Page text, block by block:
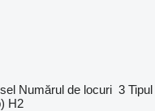
Numărul de locuri 3 Tipul
H2